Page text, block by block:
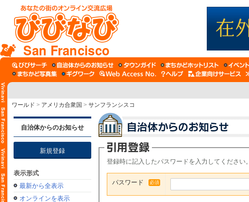
San Francisco
ワールド > アメリカ合衆国 > サンフランシスコ
自治体からのお知らせ
新規登録
表示形式
最新から全表示
オンラインを表示
登録時に記入したパスワードを入力してください。
パスワード 必須